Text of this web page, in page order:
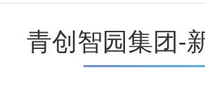
青创智园集团-